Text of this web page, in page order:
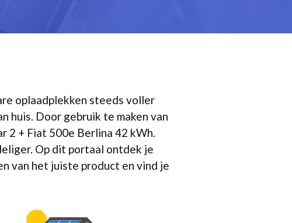
oplaadplekken steeds voller
huis. Door gebruik te maken van
+ Fiat 500e Berlina 42 kWh.
Op dit portaal ontdek je
van het juiste product en vind je